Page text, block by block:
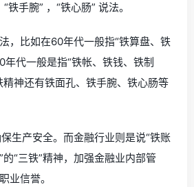
铁手腕” ，“铁心肠” 说法。
，比如在60年代一般指“铁算盘、铁
年代一般是指“铁帐、铁钱、铁制
精神还有铁面孔、铁手腕、铁心肠等
生产安全。而金融行业则是说“铁账
“三铁”精神，加强金融业内部管
业信誉。